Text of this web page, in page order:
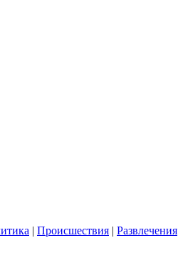
| Происшествия | Развлечения